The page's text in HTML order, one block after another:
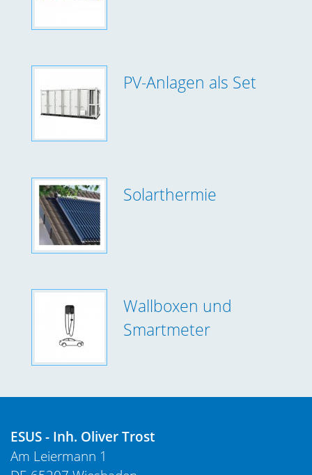
PV-Anlagen als Set
Solarthermie
Wallboxen und
Smartmeter
ESUS - Inh. Oliver Trost
Am Leiermann 1